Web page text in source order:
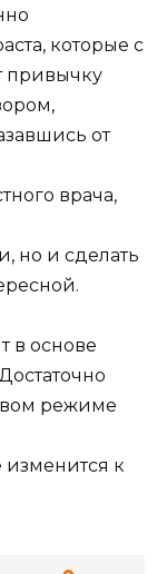
которые с
привычку
от
врача,
но и сделать
в основе
режиме
изменится к